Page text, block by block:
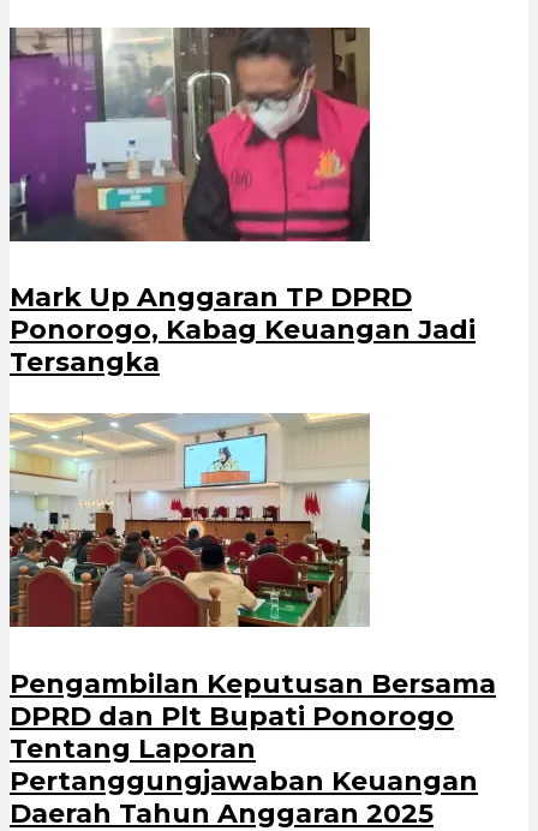
Mark Up Anggaran TP DPRD
Ponorogo, Kabag Keuangan Jadi
Tersangka
Pengambilan Keputusan Bersama
DPRD dan Plt Bupati Ponorogo
Tentang Laporan
Pertanggungjawaban Keuangan
Daerah Tahun Anggaran 2025